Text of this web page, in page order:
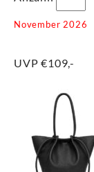
November 2026
UVP €109,-